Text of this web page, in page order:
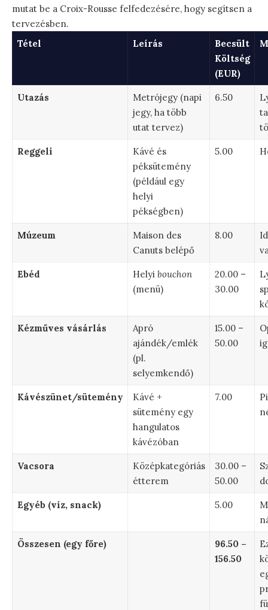
mutat be a Croix-Rousse felfedezésére, hogy segítsen a
tervezésben.
Tétel
Leírás
Becsült
Költség
(EUR)
Utazás
Metrójegy (napi
jegy, ha több
utat tervez)
6.50
Reggeli
Kávé és
péksütemény
(például egy
helyi
pékségben)
5.00
Múzeum
Maison des
Canuts belépő
8.00
Ebéd Helyi bouchon
(menü)
20.00 –
30.00
Kézműves vásárlás
Apró
ajándék/emlék
(pl.
selyemkendő)
15.00 –
50.00
Kávészünet/sütemény
Kávé +
sütemény egy
hangulatos
kávézóban
7.00
Vacsora
Középkategóriás
étterem
30.00 –
50.00
Egyéb (víz, snack) 5.00
Összesen (egy főre)
96.50 –
156.50